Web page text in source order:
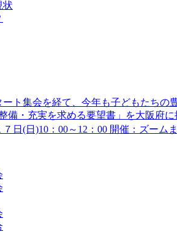
ト集会を経て、今年も子どもたちの
備・充実を求める要望書」を大阪府
日(日)10：00～12：00 開催：ズーム